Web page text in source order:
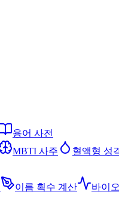
용어 사전
MBTI 사주 혈액형 성
이름 획수 계산
바이